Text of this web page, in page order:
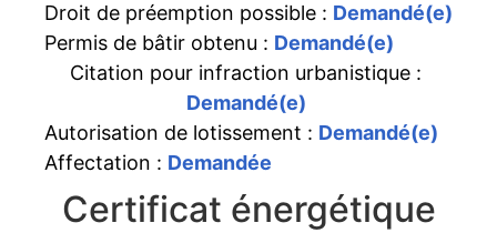
Droit de préemption possible : Demandé(e)
Permis de bâtir obtenu : Demandé(e)
Citation pour infraction urbanistique :
Demandé(e)
Autorisation de lotissement : Demandé(e)
Affectation : Demandée
Certificat énergétique